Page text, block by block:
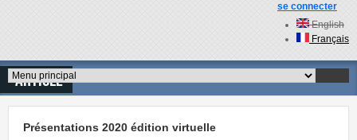
se connecter
English
Français
Menu principal
Article
Présentations 2020 édition virtuelle